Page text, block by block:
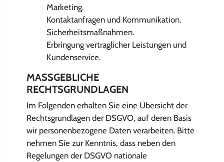
Marketing.
Kontaktanfragen und Kommunikation.
Sicherheitsmaßnahmen.
Erbringung vertraglicher Leistungen und
Kundenservice.
MASSGEBLICHE R
ECHTSGRUNDLAGEN
Im Folgenden erhalten Sie eine Übersicht der
Rechtsgrundlagen der DSGVO, auf deren Basis
wir personenbezogene Daten verarbeiten. Bitte
nehmen Sie zur Kenntnis, dass neben den
Regelungen der DSGVO nationale